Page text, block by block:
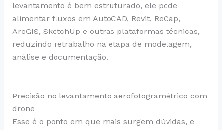
levantamento é bem estruturado, ele pode
alimentar fluxos em AutoCAD, Revit, ReCap,
ArcGIS, SketchUp e outras plataformas técnicas,
reduzindo retrabalho na etapa de modelagem,
análise e documentação.
Precisão no levantamento aerofotogramétrico com
drone
Esse é o ponto em que mais surgem dúvidas, e